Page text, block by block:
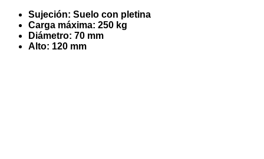
Sujeción: Suelo con pletina
Carga máxima: 250 kg
Diámetro: 70 mm
Alto: 120 mm